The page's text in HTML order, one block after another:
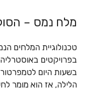
מלח נמס –
טכנולוגיית המלחים
בפרויקטים
בשעות היום
הלילה, אז הוא מומר